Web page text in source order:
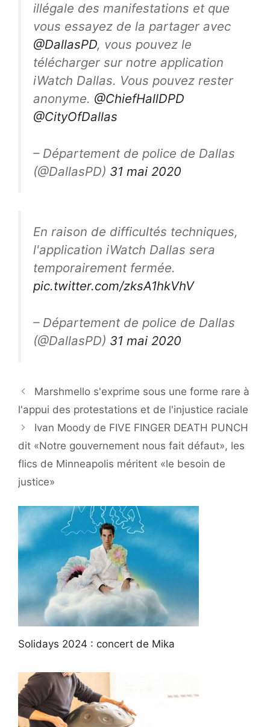
illégale des manifestations et que
vous essayez de la partager avec
@DallasPD, vous pouvez le
télécharger sur notre application
iWatch Dallas. Vous pouvez rester
anonyme. @ChiefHallDPD
@CityOfDallas
– Département de police de Dallas
(@DallasPD) 31 mai 2020
En raison de difficultés techniques,
l'application iWatch Dallas sera
temporairement fermée.
pic.twitter.com/zksA1hkVhV
– Département de police de Dallas
(@DallasPD) 31 mai 2020
Marshmello s'exprime sous une forme rare à
l'appui des protestations et de l'injustice raciale
Ivan Moody de FIVE FINGER DEATH PUNCH
dit «Notre gouvernement nous fait défaut», les
flics de Minneapolis méritent «le besoin de
justice»
Solidays 2024 : concert de Mika